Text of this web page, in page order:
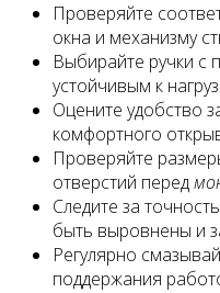
Проверяйте
окна и механизму
Выбирайте ручки с
устойчивым к
Оцените удобство
комфортного
Проверяйте
отверстий перед
Следите за
быть выровнены и
Регулярно
поддержания